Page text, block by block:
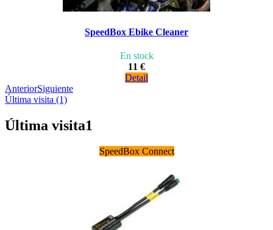
SpeedBox Ebike Cleaner
En stock
11 €
Detail
AnteriorSiguiente
Última visita (1)
Última visita1
SpeedBox Connect